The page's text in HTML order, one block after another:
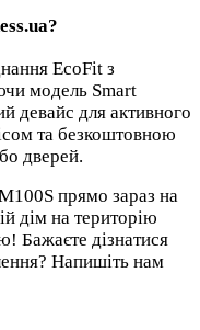
EcoFit з
модель Smart
девайс для активного
та безкоштовною
дверей.
прямо зараз на
дім на територію
Бажаєте дізнатися
Напишіть нам